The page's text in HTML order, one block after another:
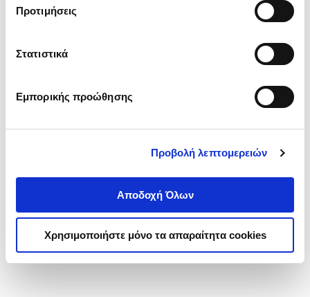
Προτιμήσεις
Στατιστικά
Εμπορικής προώθησης
Προβολή λεπτομερειών
Αποδοχή Όλων
Χρησιμοποιήστε μόνο τα απαραίτητα cookies